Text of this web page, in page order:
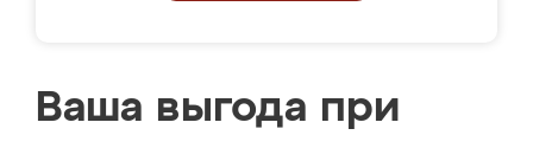
Ваша выгода при